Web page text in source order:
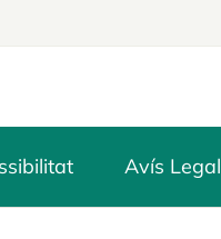
Avís Legal